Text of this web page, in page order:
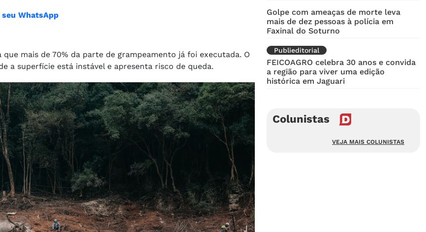
WhatsApp
mais de 70% da parte de grampeamento já foi executada. O
a superfície está instável e apresenta risco de queda.
Golpe com ameaças de morte leva
mais de dez pessoas à polícia em
Faxinal do Soturno
Publieditorial
FEICOAGRO celebra 30 anos e convida
a região para viver uma edição
histórica em Jaguari
Colunistas
VEJA MAIS COLUNISTAS